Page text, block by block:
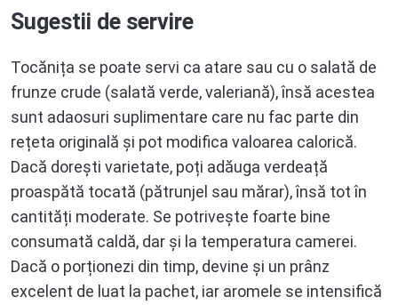
Sugestii de servire
Tocănița se poate servi ca atare sau cu o salată de
frunze crude (salată verde, valeriană), însă acestea
sunt adaosuri suplimentare care nu fac parte din
rețeta originală și pot modifica valoarea calorică.
Dacă dorești varietate, poți adăuga verdeață
proaspătă tocată (pătrunjel sau mărar), însă tot în
cantități moderate. Se potrivește foarte bine
consumată caldă, dar și la temperatura camerei.
Dacă o porționezi din timp, devine și un prânz
excelent de luat la pachet, iar aromele se intensifică